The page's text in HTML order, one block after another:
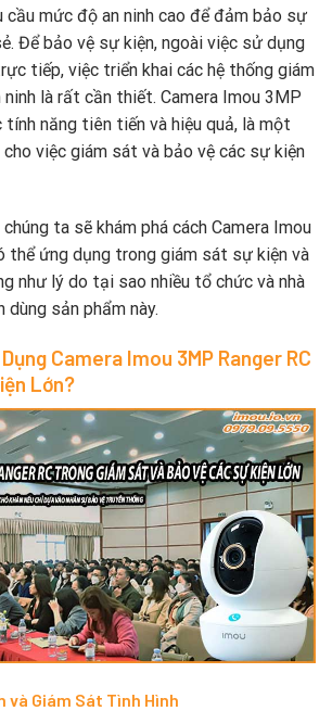
cầu mức độ an ninh cao để đảm bảo sự
Để bảo vệ sự kiện, ngoài việc sử dụng
tiếp, việc triển khai các hệ thống giám
ninh là rất cần thiết. Camera Imou 3MP
tính năng tiên tiến và hiệu quả, là một
việc giám sát và bảo vệ các sự kiện
ta sẽ khám phá cách Camera Imou
thể ứng dụng trong giám sát sự kiện và
như lý do tại sao nhiều tổ chức và nhà
sản phẩm này.
Camera Imou 3MP Ranger RC
Lớn?
và Giám Sát Tình Hình